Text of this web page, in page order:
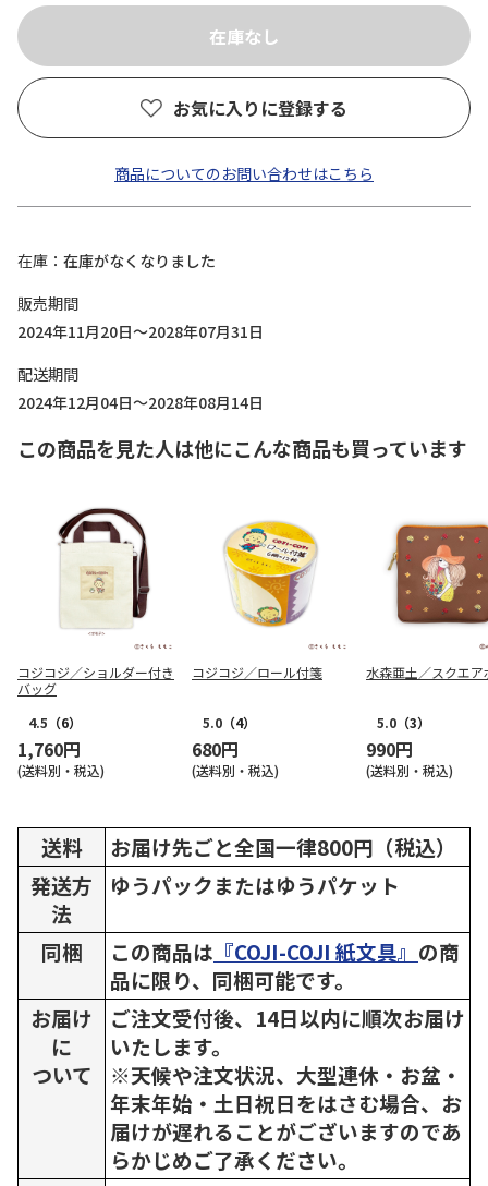
お気に入りに登録する
商品についてのお問い合わせはこちら
在庫
在庫がなくなりました
販売期間
2024年11月20日～2028年07月31日
配送期間
2024年12月04日～2028年08月14日
この商品を見た人は他にこんな商品も買っています
コジコジ／ショルダー付き
バッグ
4.5 （6）
1,760円
(送料別・税込)
コジコジ／ロール付箋
5.0 （4）
680円
(送料別・税込)
水森亜土／スクエア
5.0 （3）
990円
(送料別・税込)
送料
お届け先ごと全国一律800円（税込）
発送方
法
ゆうパックまたはゆうパケット
同梱 この商品は 『COJI-COJI 紙文具』 の商
品に限り、同梱可能です。
お届け
に
ついて
ご注文受付後、14日以内に順次お届け
いたします。
※天候や注文状況、大型連休・お盆・
年末年始・土日祝日をはさむ場合、お
届けが遅れることがございますのであ
らかじめご了承ください。